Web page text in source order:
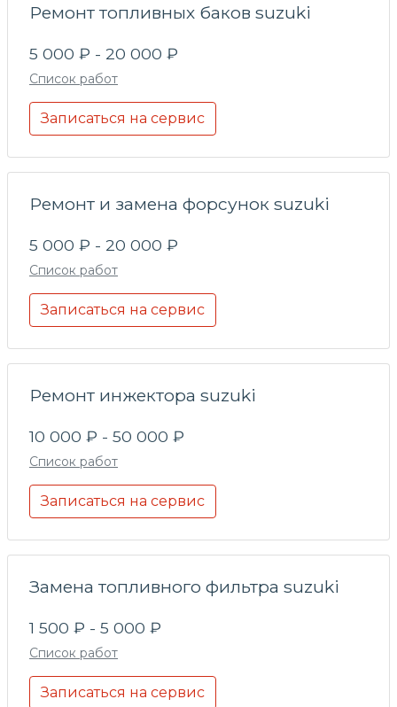
Ремонт топливных баков suzuki
5 000 ₽ - 20 000 ₽
Список работ
Записаться на сервис
Ремонт и замена форсунок suzuki
5 000 ₽ - 20 000 ₽
Список работ
Записаться на сервис
Ремонт инжектора suzuki
10 000 ₽ - 50 000 ₽
Список работ
Записаться на сервис
Замена топливного фильтра suzuki
1 500 ₽ - 5 000 ₽
Список работ
Записаться на сервис